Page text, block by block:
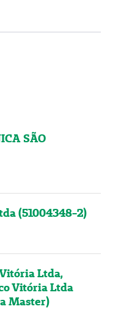
SÃO
(51004348-2)
Ltda,
Vitória Ltda
Master)